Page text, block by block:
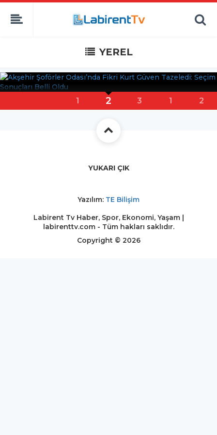
YEREL
Akşehir Şoförler Odası’nda Fikri Kurt
Güven...
1 2 3 1 2
YUKARI ÇIK
Yazılım: TE Bilişim
Labirent Tv Haber, Spor, Ekonomi, Yaşam |
labirenttv.com - Tüm hakları saklıdır.
Copyright © 2026